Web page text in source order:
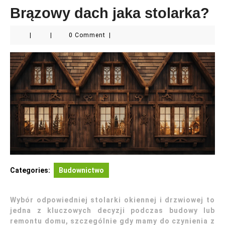
Brązowy dach jaka stolarka?
0 Comment
Categories: Budownictwo
Wybór odpowiedniej stolarki okiennej i drzwiowej to
jedna z kluczowych decyzji podczas budowy lub
remontu domu, szczególnie gdy mamy do czynienia z